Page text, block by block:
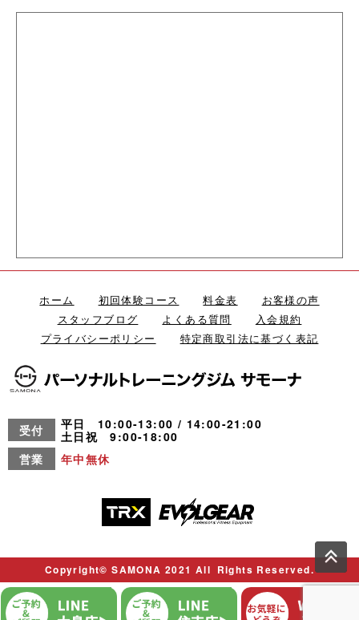
ホーム 初回体験コース 料金表
お客様の声
スタッフブログ
よくある質問
入会規約
プライバシーポリシー
特定商取引法に基づく表記
受付
平日 10:00-13:00 / 14:00-21:00
土日祝 9:00-18:00
営業
年中無休
Copyright© SAMONA 2021 All Rights Reserved.